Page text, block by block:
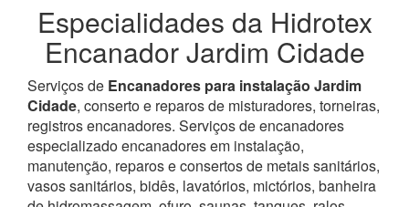
Especialidades da Hidrotex
Encanador Jardim Cidade
Serviços de Encanadores para instalação Jardim
Cidade, conserto e reparos de misturadores, torneiras,
registros encanadores. Serviços de encanadores
especializado encanadores em instalação,
manutenção, reparos e consertos de metais sanitários,
vasos sanitários, bidês, lavatórios, mictórios, banheira